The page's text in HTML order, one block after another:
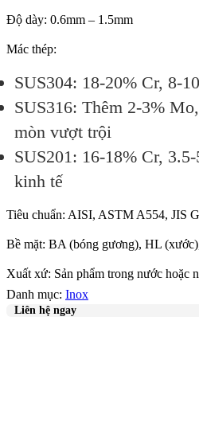
Độ dày: 0.6mm – 1.5mm
Mác thép:
SUS304: 18-20% Cr, 8-
SUS316: Thêm 2-3%
mòn vượt trội
SUS201: 16-18% Cr,
kinh tế
Tiêu chuẩn: AISI, ASTM A554, JIS
Bề mặt: BA (bóng gương), HL
Xuất xứ: Sản phẩm trong nước hoặc
Danh mục: Inox
Liên hệ ngay